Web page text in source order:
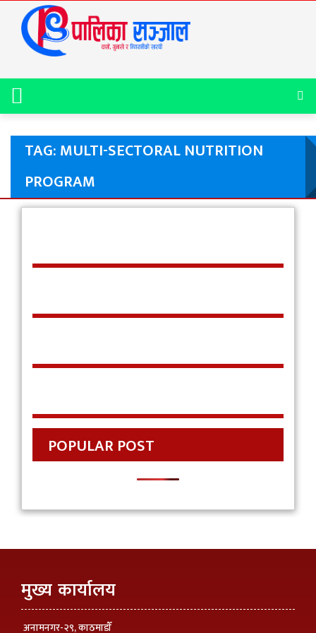
TAG: MULTI-SECTORAL NUTRITION
PROGRAM
POPULAR POST
मुख्य कार्यालय
अनामनगर-२९, काठमाडाैँ